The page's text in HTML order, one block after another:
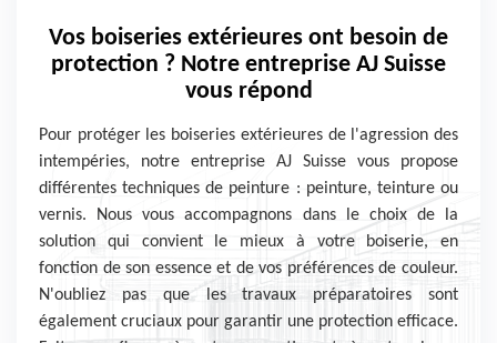
Vos boiseries extérieures ont besoin de
protection ? Notre entreprise AJ Suisse
vous répond
Pour protéger les boiseries extérieures de l'agression des
intempéries, notre entreprise AJ Suisse vous propose
différentes techniques de peinture : peinture, teinture ou
vernis. Nous vous accompagnons dans le choix de la
solution qui convient le mieux à votre boiserie, en
fonction de son essence et de vos préférences de couleur.
N'oubliez pas que les travaux préparatoires sont
également cruciaux pour garantir une protection efficace.